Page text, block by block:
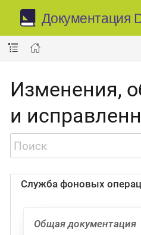
Документация
Изменения,
и
Служба фоновых
Общая документация